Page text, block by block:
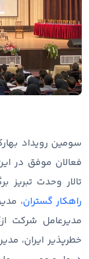
سومین رویداد
تالار وحدت تبریز
راهکار گستران،
مدیرعامل شرکت
خطرپذیر ایران،